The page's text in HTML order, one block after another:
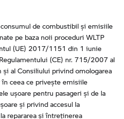
de combustibil şi emisiile
pe baza noii proceduri WLTP
(UE) 2017/1151 din 1 iunie
(CE) nr. 715/2007 al
şi al Consiliului privind omologarea
ceea ce priveşte emisiile
uşoare pentru pasageri şi de la
şi privind accesul la
repararea şi întreţinerea